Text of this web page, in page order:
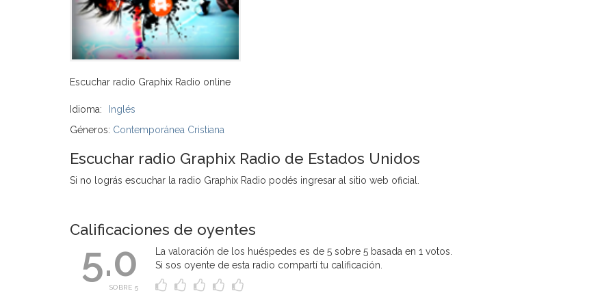
Escuchar radio Graphix Radio online
Idioma:
Inglés
Géneros: Contemporánea Cristiana
Escuchar radio Graphix Radio de Estados Unidos
Si no lográs escuchar la radio Graphix Radio podés ingresar al sitio web oficial.
Calificaciones de oyentes
5.0
SOBRE 5
La valoración de los huéspedes es de 5 sobre 5 basada en 1 votos.
Si sos oyente de esta radio compartí tu calificación.